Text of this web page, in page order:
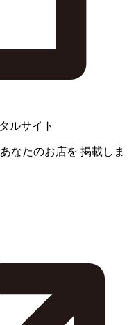
ルサイト
あなたのお店を 掲載しま